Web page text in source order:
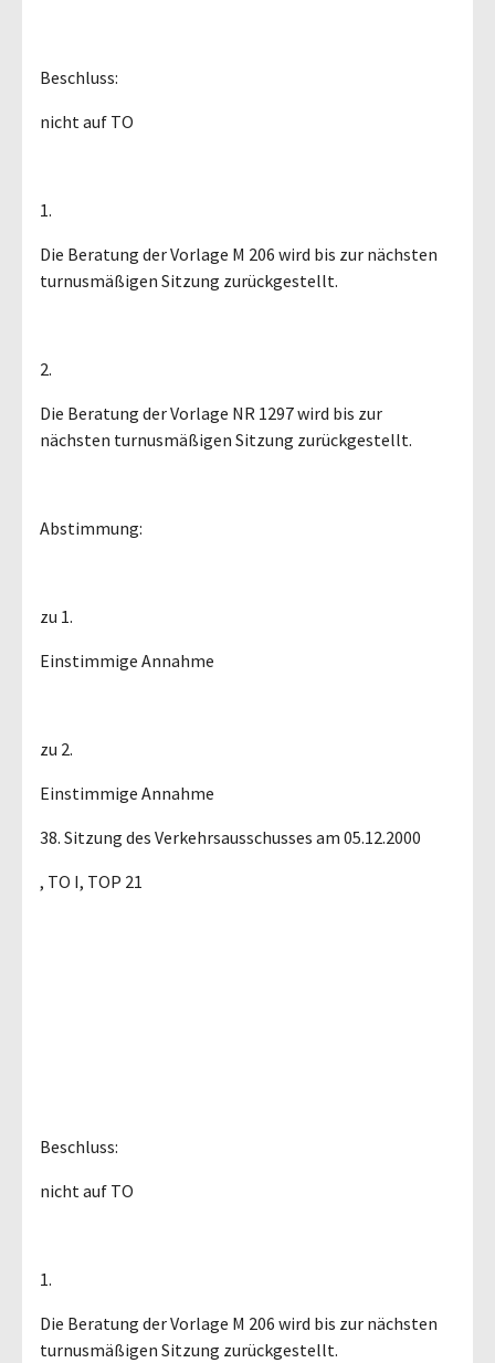
Beschluss:
nicht auf TO
1.
Die Beratung der Vorlage M 206 wird bis zur nächsten
turnusmäßigen Sitzung zurückgestellt.
2.
Die Beratung der Vorlage NR 1297 wird bis zur
nächsten turnusmäßigen Sitzung zurückgestellt.
Abstimmung:
zu 1.
Einstimmige Annahme
zu 2.
Einstimmige Annahme
38. Sitzung des Verkehrsausschusses am 05.12.2000
, TO I, TOP 21
Beschluss:
nicht auf TO
1.
Die Beratung der Vorlage M 206 wird bis zur nächsten
turnusmäßigen Sitzung zurückgestellt.